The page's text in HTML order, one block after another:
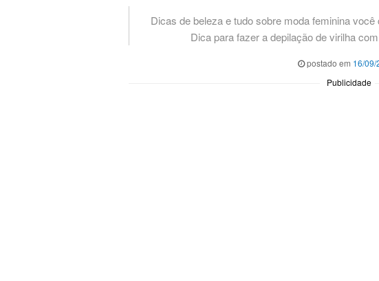
Dicas de beleza e tudo sobre moda feminina
Dica para fazer a depilação de virilha
postado em 16/09/
Publicidade